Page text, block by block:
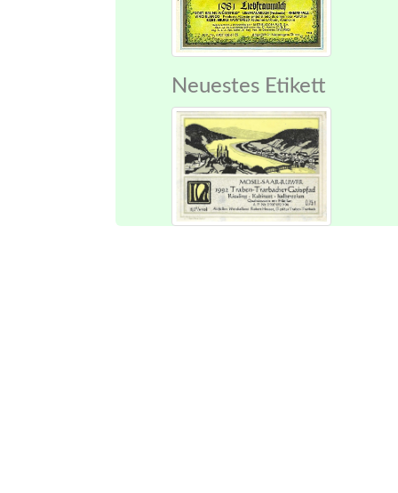
Neuestes Etikett